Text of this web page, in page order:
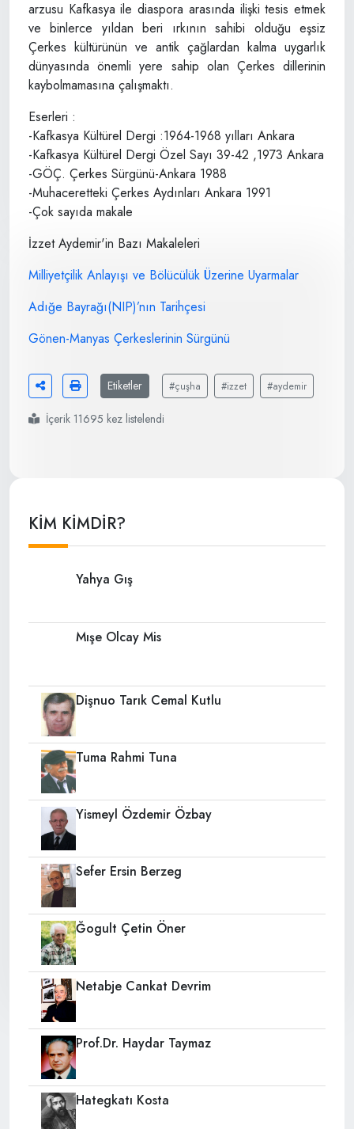
arzusu Kafkasya ile diaspora arasında ilişki tesis etmek
ve binlerce yıldan beri ırkının sahibi olduğu eşsiz
Çerkes kültürünün ve antik çağlardan kalma uygarlık
dünyasında önemli yere sahip olan Çerkes dillerinin
kaybolmamasına çalışmaktı.
Eserleri :
-Kafkasya Kültürel Dergi :1964-1968 yılları Ankara
-Kafkasya Kültürel Dergi Özel Sayı 39-42 ,1973 Ankara
-GÖÇ. Çerkes Sürgünü-Ankara 1988
-Muhaceretteki Çerkes Aydınları Ankara 1991
-Çok sayıda makale
İzzet Aydemir'in Bazı Makaleleri
Milliyetçilik Anlayışı ve Bölücülük Üzerine Uyarmalar
Adığe Bayrağı(NIP)’nın Tarihçesi
Gönen-Manyas Çerkeslerinin Sürgünü
Etiketler #çuşha #izzet #aydemir
İçerik 11695 kez listelendi
KİM KİMDİR?
Yahya Gış
Mışe Olcay Mis
Dişnuo Tarık Cemal Kutlu
Tuma Rahmi Tuna
Yismeyl Özdemir Özbay
Sefer Ersin Berzeg
Ğogult Çetin Öner
Netabje Cankat Devrim
Prof.Dr. Haydar Taymaz
Hategkatı Kosta